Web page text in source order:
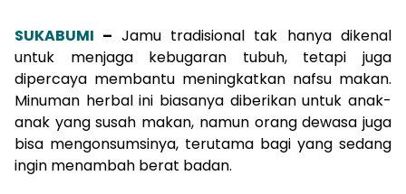
SUKABUMI – Jamu tradisional tak hanya dikenal
untuk menjaga kebugaran tubuh, tetapi juga
dipercaya membantu meningkatkan nafsu makan.
Minuman herbal ini biasanya diberikan untuk anak-
anak yang susah makan, namun orang dewasa juga
bisa mengonsumsinya, terutama bagi yang sedang
ingin menambah berat badan.